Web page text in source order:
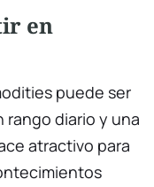
en
puede ser
rango diario y una
atractivo para